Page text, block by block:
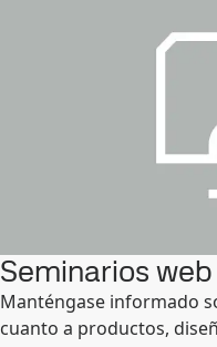
Seminarios web
Manténgase informado
cuanto a productos,